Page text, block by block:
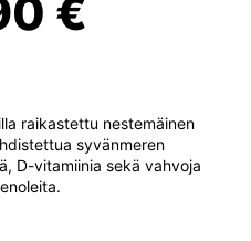
€.
€
on:
raikastettu nestemäinen
syvänmeren
D-vitamiinia sekä vahvoja